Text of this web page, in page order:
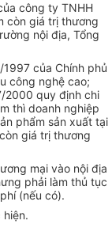
công ty TNHH
còn giá trị thương
nội địa, Tổng
của Chính phủ
công nghệ cao;
2000 quy định chi
thì doanh nghiệp
phẩm sản xuất tại
giá trị thương
mại vào nội địa
phải làm thủ tục
(nếu có).